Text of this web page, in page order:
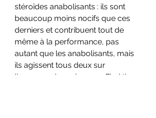
stéroïdes anabolisants : ils sont
beaucoup moins nocifs que ces
derniers et contribuent tout de
même à la performance, pas
autant que les anabolisants, mais
ils agissent tous deux sur
lhormone de croissance. Find the